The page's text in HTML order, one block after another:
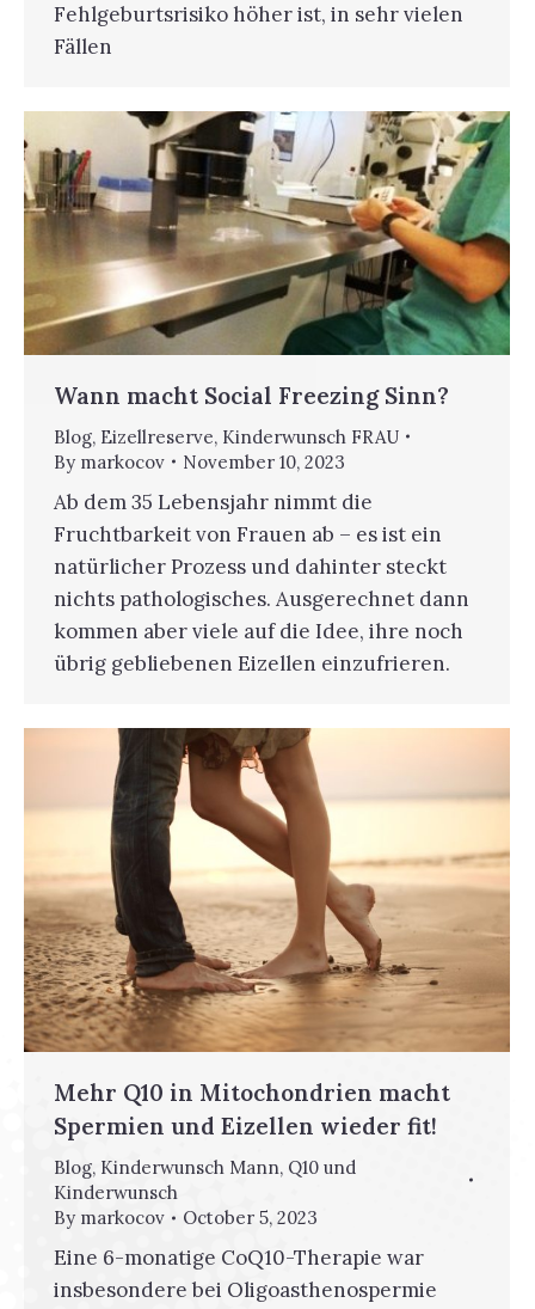
Fehlgeburtsrisiko höher ist, in sehr vielen
Fällen
Wann macht Social Freezing Sinn?
Blog, Eizellreserve, Kinderwunsch FRAU
By markocov November 10, 2023
Ab dem 35 Lebensjahr nimmt die
Fruchtbarkeit von Frauen ab – es ist ein
natürlicher Prozess und dahinter steckt
nichts pathologisches. Ausgerechnet dann
kommen aber viele auf die Idee, ihre noch
übrig gebliebenen Eizellen einzufrieren.
Mehr Q10 in Mitochondrien macht
Spermien und Eizellen wieder fit!
Blog, Kinderwunsch Mann, Q10 und
Kinderwunsch
By markocov October 5, 2023
Eine 6-monatige CoQ10-Therapie war
insbesondere bei Oligoasthenospermie